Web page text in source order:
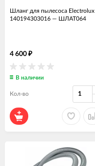
Шланг для пылесоса Electrolux
140194303016 — ШЛАТ064
4 600 ₽
В наличии
Кол-во